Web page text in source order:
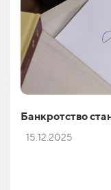
Банкротство
15.12.2025